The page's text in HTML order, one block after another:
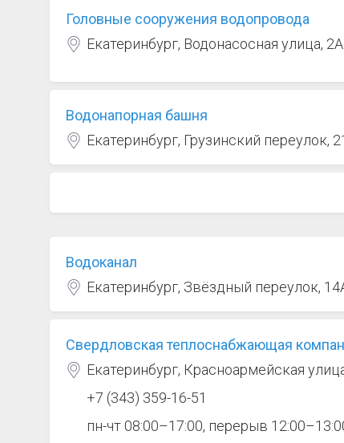
Головные сооружения водопровода
Екатеринбург, Водонасосная улица, 2А
Водонапорная башня
Екатеринбург, Грузинский переулок,
Водоканал
Екатеринбург, Звёздный переулок,
Свердловская теплоснабжающая
Екатеринбург, Красноармейская
+7 (343) 359-16-51
пн-чт 08:00–17:00, перерыв